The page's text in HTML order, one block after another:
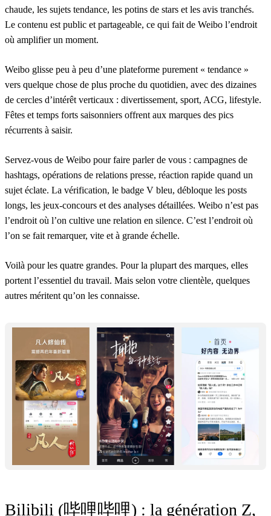
chaude, les sujets tendance, les potins de stars et les avis tranchés.
Le contenu est public et partageable, ce qui fait de Weibo l’endroit
où amplifier un moment.
Weibo glisse peu à peu d’une plateforme purement « tendance »
vers quelque chose de plus proche du quotidien, avec des dizaines
de cercles d’intérêt verticaux : divertissement, sport, ACG, lifestyle.
Fêtes et temps forts saisonniers offrent aux marques des pics
récurrents à saisir.
Servez-vous de Weibo pour faire parler de vous : campagnes de
hashtags, opérations de relations presse, réaction rapide quand un
sujet éclate. La vérification, le badge V bleu, débloque les posts
longs, les jeux-concours et des analyses détaillées. Weibo n’est pas
l’endroit où l’on cultive une relation en silence. C’est l’endroit où
l’on se fait remarquer, vite et à grande échelle.
Voilà pour les quatre grandes. Pour la plupart des marques, elles
portent l’essentiel du travail. Mais selon votre clientèle, quelques
autres méritent qu’on les connaisse.
Bilibili (哔哩哔哩) : la génération Z,